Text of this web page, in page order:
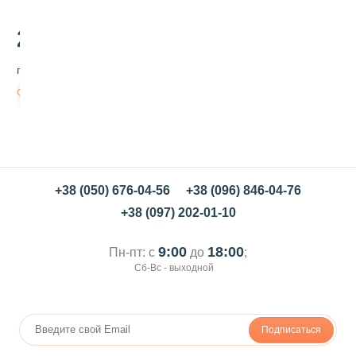
а
т
а
с
225
грн/шт
+38 (050) 676-04-56
+38 (096) 846-04-76
+38 (097) 202-01-10
Пн-пт: с 9:00 до 18:00;
Сб-Вс - выходной
Подписаться